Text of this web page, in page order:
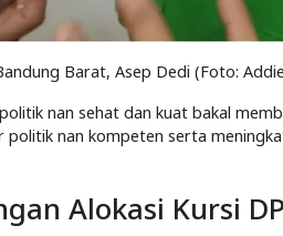
Barat, Asep Dedi (Foto:
nan sehat dan kuat bakal
politik nan kompeten serta
Alokasi Kursi